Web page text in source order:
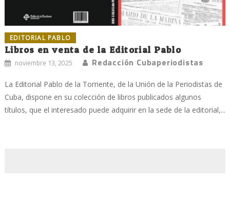
EDITORIAL PABLO
Libros en venta de la Editorial Pablo
noviembre 13, 2025 Redacción Cubaperiodistas
La Editorial Pablo de la Torriente, de la Unión de la Periodistas de
Cuba, dispone en su colección de libros publicados algunos
títulos, que el interesado puede adquirir en la sede de la editorial,...